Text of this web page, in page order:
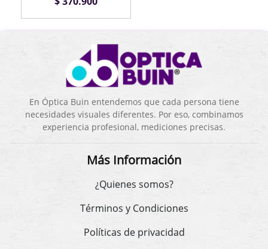
En Óptica Buin entendemos que cada persona tiene
necesidades visuales diferentes. Por eso, combinamos
experiencia profesional, mediciones precisas.
Más Información
¿Quienes somos?
Términos y Condiciones
Políticas de privacidad